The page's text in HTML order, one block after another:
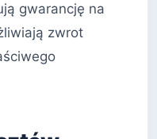
gwarancję na
zwrot